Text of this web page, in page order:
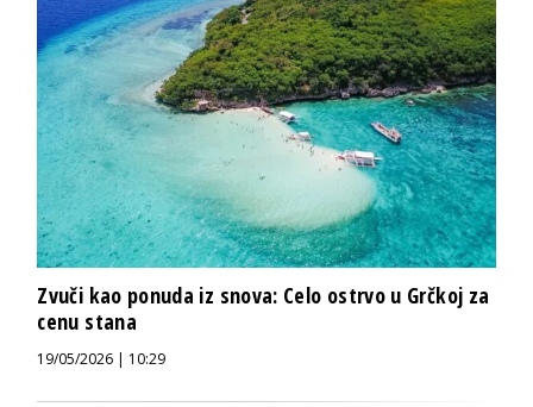
Zvuči kao ponuda iz snova: Celo ostrvo u Grčkoj za
cenu stana
19/05/2026 | 10:29